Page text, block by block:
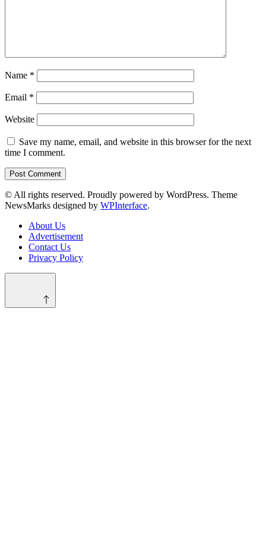
Name *
Email *
Website
Save my name, email, and website in this browser for the next
time I comment.
© All rights reserved. Proudly powered by WordPress. Theme
NewsMarks designed by WPInterface.
About Us
Advertisement
Contact Us
Privacy Policy